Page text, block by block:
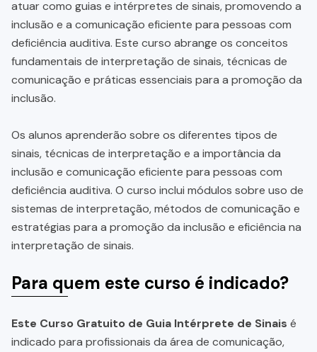
atuar como guias e intérpretes de sinais, promovendo a
inclusão e a comunicação eficiente para pessoas com
deficiência auditiva. Este curso abrange os conceitos
fundamentais de interpretação de sinais, técnicas de
comunicação e práticas essenciais para a promoção da
inclusão.
Os alunos aprenderão sobre os diferentes tipos de
sinais, técnicas de interpretação e a importância da
inclusão e comunicação eficiente para pessoas com
deficiência auditiva. O curso inclui módulos sobre uso de
sistemas de interpretação, métodos de comunicação e
estratégias para a promoção da inclusão e eficiência na
interpretação de sinais.
Para quem este curso é indicado?
Este Curso Gratuito de Guia Intérprete de Sinais é
indicado para profissionais da área de comunicação,